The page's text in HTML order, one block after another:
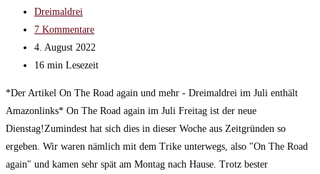
veröffentlicht:
Beitrags-
Kategorie:
Dreimaldrei
Beitrags-
Kommentare:
7 Kommentare
Beitrag
zuletzt
4. August 2022
Lesedauer:
16 min Lesezeit
*Der Artikel On The Road again und mehr - Dreimaldrei im Juli enthält
Amazonlinks* On The Road again im Juli Freitag ist der neue
Dienstag!Zumindest hat sich dies in dieser Woche aus Zeitgründen so
ergeben. Wir waren nämlich mit dem Trike unterwegs, also "On The Road
again" und kamen sehr spät am Montag nach Hause. Trotz bester